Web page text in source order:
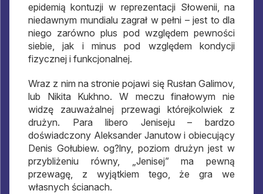
epidemią kontuzji w reprezentacji Słowenii, na
niedawnym mundialu zagrał w pełni – jest to dla
niego zarówno plus pod względem pewności
siebie, jak i minus pod względem kondycji
fizycznej i funkcjonalnej.
Wraz z nim na stronie pojawi się Rusłan Galimov,
lub Nikita Kukhno. W meczu finałowym nie
widzę zauważalnej przewagi którejkolwiek z
drużyn. Para libero Jeniseju – bardzo
doświadczony Aleksander Janutow i obiecujący
Denis Gołubiew. og?lny, poziom drużyn jest w
przybliżeniu równy, „Jenisej” ma pewną
przewagę, z wyjątkiem tego, że gra we
własnych ścianach.